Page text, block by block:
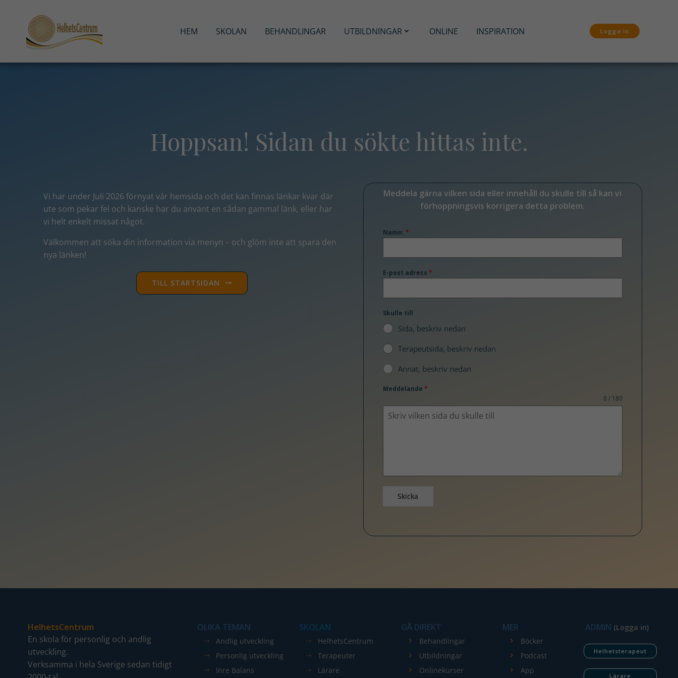
innehåll
HEM SKOLAN BEHANDLINGAR UTBILDNINGAR ONLINE INSPIRATION Logga in
Hoppsan! Sidan du sökte hittas inte.
Vi har under Juli 2026 förnyat vår hemsida och det kan finnas länkar kvar där
ute som pekar fel och kanske har du använt en sådan gammal länk, eller har
vi helt enkelt missat något.
Välkommen att söka din information via menyn – och glöm inte att spara den
nya länken!
TILL STARTSIDAN
Meddela gärna vilken sida eller innehåll du skulle till så kan vi
förhoppningsvis korrigera detta problem.
Namn: *
E-post adress *
Skulle till
Sida, beskriv nedan
Terapeutsida, beskriv nedan
Annat, beskriv nedan
Meddelande *
0 / 180
Skicka
HelhetsCentrum
En skola för personlig och andlig
utveckling.
Verksamma i hela Sverige sedan tidigt
OLIKA TEMAN
Andlig utveckling
Personlig utveckling
Inre Balans
SKOLAN
HelhetsCentrum
Terapeuter
Lärare
GÅ DIREKT
Behandlingar
Utbildningar
Onlinekurser
MER
Böcker
Podcast
App
ADMIN (Logga in)
Helhetsterapeut
Lärare